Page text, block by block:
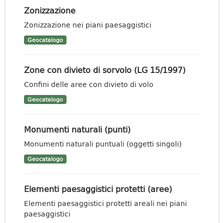
Zonizzazione
Zonizzazione nei piani paesaggistici
Geocatalogo
Zone con divieto di sorvolo (LG 15/1997)
Confini delle aree con divieto di volo
Geocatalogo
Monumenti naturali (punti)
Monumenti naturali puntuali (oggetti singoli)
Geocatalogo
Elementi paesaggistici protetti (aree)
Elementi paesaggistici protetti areali nei piani
paesaggistici